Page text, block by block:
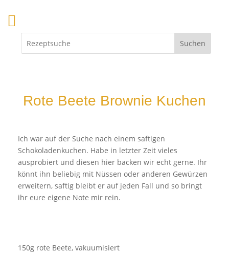
Rote Beete Brownie Kuchen
Ich war auf der Suche nach einem saftigen
Schokoladenkuchen. Habe in letzter Zeit vieles
ausprobiert und diesen hier backen wir echt gerne. Ihr
könnt ihn beliebig mit Nüssen oder anderen Gewürzen
erweitern, saftig bleibt er auf jeden Fall und so bringt
ihr eure eigene Note mir rein.
150g rote Beete, vakuumisiert